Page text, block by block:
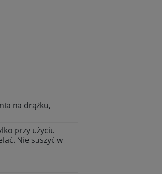
na drążku,
przy użyciu
Nie suszyć w